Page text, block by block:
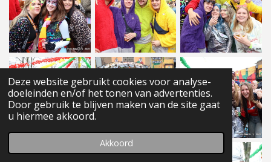
Deze website gebruikt cookies voor analyse-
doeleinden en/of het tonen van advertenties.
Door gebruik te blijven maken van de site gaat
u hiermee akkoord.
Akkoord